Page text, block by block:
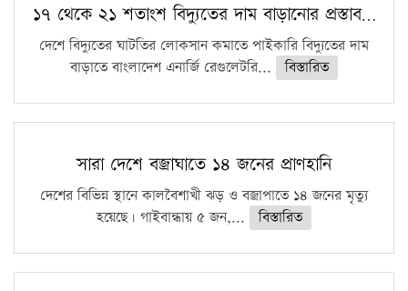
১৭ থেকে ২১ শতাংশ বিদ্যুতের দাম বাড়ানোর প্রস্তাব…
দেশে বিদ্যুতের ঘাটতির লোকসান কমাতে পাইকারি বিদ্যুতের দাম
বাড়াতে বাংলাদেশ এনার্জি রেগুলেটরি...
বিস্তারিত
সারা দেশে বজ্রাঘাতে ১৪ জনের প্রাণহানি
দেশের বিভিন্ন স্থানে কালবৈশাখী ঝড় ও বজ্রাপাতে ১৪ জনের মৃত্যু
হয়েছে। গাইবান্ধায় ৫ জন,...
বিস্তারিত